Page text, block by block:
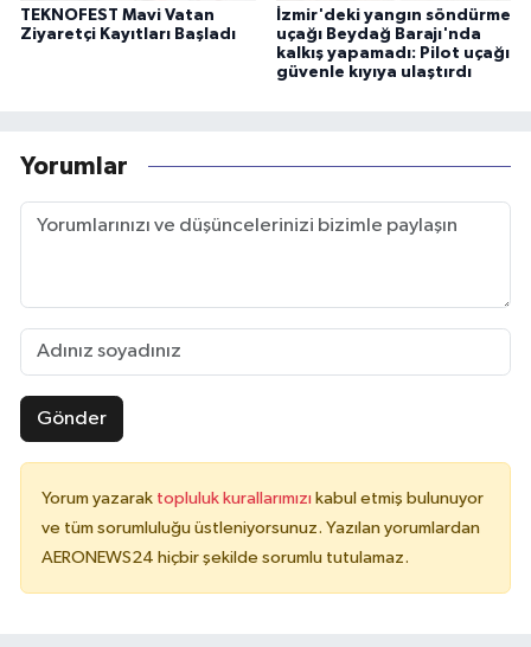
TEKNOFEST Mavi Vatan
Ziyaretçi Kayıtları Başladı
İzmir'deki yangın söndürme
uçağı Beydağ Barajı'nda
kalkış yapamadı: Pilot uçağı
güvenle kıyıya ulaştırdı
Yorumlar
Gönder
Yorum yazarak topluluk kurallarımızı kabul etmiş bulunuyor
ve tüm sorumluluğu üstleniyorsunuz. Yazılan yorumlardan
AERONEWS24 hiçbir şekilde sorumlu tutulamaz.